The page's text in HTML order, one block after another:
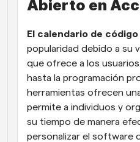
Abierto en
El calendario de
popularidad debido a su
que ofrece a los
hasta la programación
herramientas ofrecen
permite a individuos y
su tiempo de manera
personalizar el software